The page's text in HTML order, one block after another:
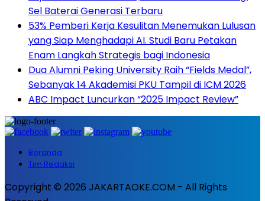
Sel Baterai Generasi Terbaru
53% Pemberi Kerja Kesulitan Menemukan Lulusan
yang Siap Menghadapi AI. Studi Baru Petakan
Enam Langkah Strategis bagi Indonesia
Dua Alumni Peking University Raih “Fields Medal”,
Sebanyak 14 Akademisi PKU Tampil di ICM 2026
ABC Impact Luncurkan “2025 Impact Review”
Beranda
Tim Redaksi
Copyright © 2026 JAKARTAOKE.COM - All Rights